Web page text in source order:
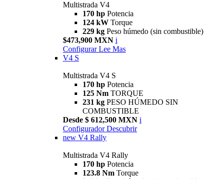
Multistrada V4
170 hp Potencia
124 kW Torque
229 kg Peso húmedo (sin combustible)
$473,900 MXN i
Configurar Lee Mas
V4 S
Multistrada V4 S
170 hp Potencia
125 Nm TORQUE
231 kg PESO HÚMEDO SIN
COMBUSTIBLE
Desde $ 612,500 MXN i
Configurador Descubrir
new V4 Rally
Multistrada V4 Rally
170 hp Potencia
123.8 Nm Torque